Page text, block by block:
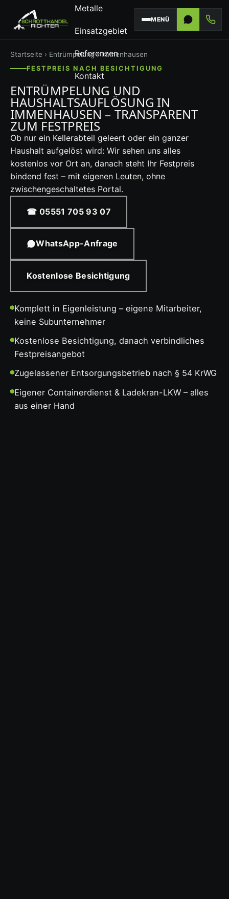
Metalle
Einsatzgebiet
Referenzen
Kontakt
MENÜ
Startseite › Entrümpelung› Immenhausen
FESTPREIS NACH BESICHTIGUNG
ENTRÜMPELUNG UND
HAUSHALTSAUFLÖSUNG IN
IMMENHAUSEN – TRANSPARENT
ZUM FESTPREIS
Ob nur ein Kellerabteil geleert oder ein ganzer
Haushalt aufgelöst wird: Wir sehen uns alles
kostenlos vor Ort an, danach steht Ihr Festpreis
bindend fest – mit eigenen Leuten, ohne
zwischengeschaltetes Portal.
☎ 05551 705 93 07
WhatsApp-Anfrage
Kostenlose Besichtigung
Komplett in Eigenleistung – eigene Mitarbeiter,
keine Subunternehmer
Kostenlose Besichtigung, danach verbindliches
Festpreisangebot
Zugelassener Entsorgungsbetrieb nach § 54 KrWG
Eigener Containerdienst & Ladekran-LKW – alles
aus einer Hand